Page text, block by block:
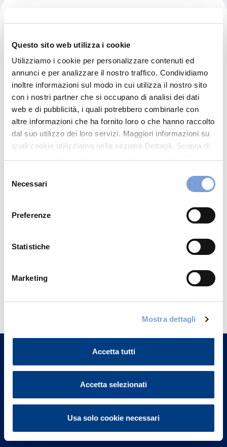
Questo sito web utilizza i cookie
Utilizziamo i cookie per personalizzare contenuti ed
annunci e per analizzare il nostro traffico. Condividiamo
inoltre informazioni sul modo in cui utilizza il nostro sito
con i nostri partner che si occupano di analisi dei dati
web e di pubblicità, i quali potrebbero combinarle con
altre informazioni che ha fornito loro o che hanno raccolto
dal suo utilizzo dei loro servizi. Maggiori informazioni su
quali cookie utilizziamo nella sezione Dettagli. Scopra di
può trovare nel footer del sito nella sezione "Informativa
delNecessari
Preferenze
Statistiche
Marketing
Mostra dettagli
Accetta tutti
Accetta selezionati
Usa solo cookie necessari
V.le Cavallotti 132/10
41049 Sassuolo (MO)
Indicazioni
0536884078
eco2000.sassuolo@libero.it
0536884655
Trova l'Agenzia più vicina a te e parla con
un nostro Agente.
Contattaci